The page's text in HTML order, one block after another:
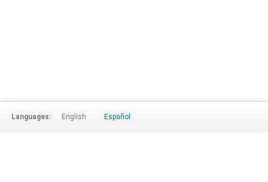
Languages: English Español